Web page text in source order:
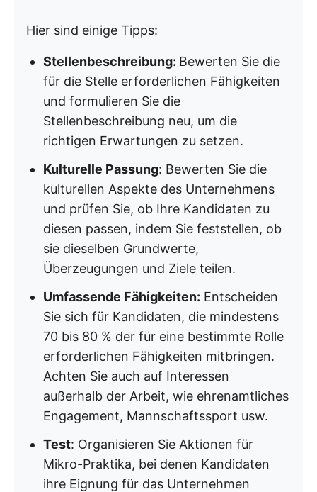
Hier sind einige Tipps:
Stellenbeschreibung: Bewerten Sie die
für die Stelle erforderlichen Fähigkeiten
und formulieren Sie die
Stellenbeschreibung neu, um die
richtigen Erwartungen zu setzen.
Kulturelle Passung: Bewerten Sie die
kulturellen Aspekte des Unternehmens
und prüfen Sie, ob Ihre Kandidaten zu
diesen passen, indem Sie feststellen, ob
sie dieselben Grundwerte,
Überzeugungen und Ziele teilen.
Umfassende Fähigkeiten: Entscheiden
Sie sich für Kandidaten, die mindestens
70 bis 80 % der für eine bestimmte Rolle
erforderlichen Fähigkeiten mitbringen.
Achten Sie auch auf Interessen
außerhalb der Arbeit, wie ehrenamtliches
Engagement, Mannschaftssport usw.
Test: Organisieren Sie Aktionen für
Mikro-Praktika, bei denen Kandidaten
ihre Eignung für das Unternehmen